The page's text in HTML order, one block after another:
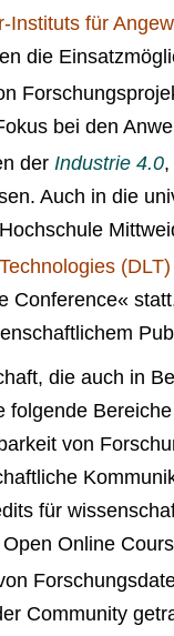
Instituts für
die
bei den
der Industrie 4.0
Auch in die
(DLT)
Conference«
die auch in
von
für
Online
Community